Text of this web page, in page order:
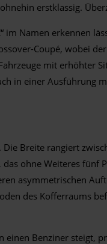
erstklassig.
Namen erkennen
Coupé,
mit erhöhter
in einer Ausführung
Breite rangiert
ohne Weiteres
asymmetrischen
des Kofferraums
einen Benziner